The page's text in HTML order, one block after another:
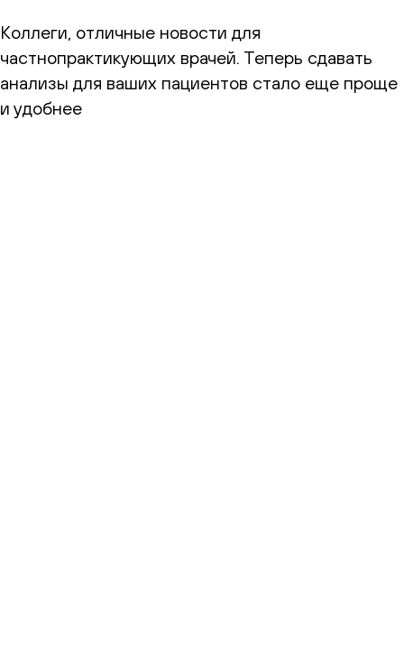
Коллеги, отличные новости для
частнопрактикующих врачей. Теперь сдавать
анализы для ваших пациентов стало еще проще
и удобнее